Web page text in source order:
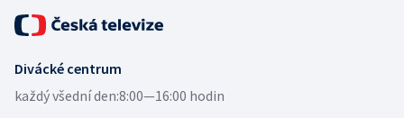
Divácké centrum
každý všední den:8:00—16:00 hodin